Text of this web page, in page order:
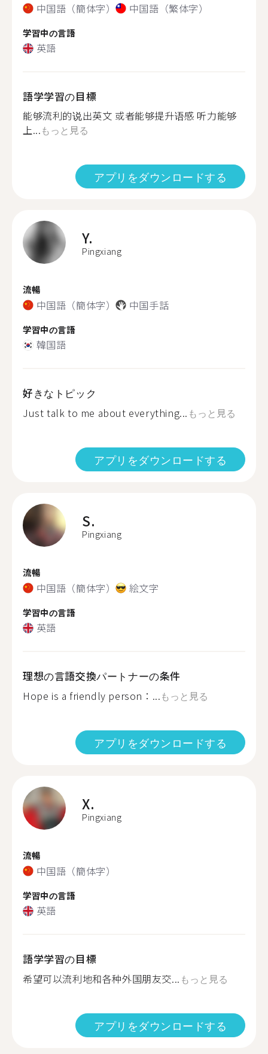
中国語（簡体字） 中国語（繁体字）
学習中の言語
英語
語学学習の目標
能够流利的说出英文 或者能够提升语感 听力能够
上...もっと見る
アプリをダウンロードする
Y.
Pingxiang
流暢
中国語（簡体字） 中国手話
学習中の言語
韓国語
好きなトピック
Just talk to me about everything... もっと見る
アプリをダウンロードする
S.
Pingxiang
流暢
中国語（簡体字） 絵文字
学習中の言語
英語
理想の言語交換パートナーの条件
Hope is a friendly person：...もっと見る
アプリをダウンロードする
X.
Pingxiang
流暢
中国語（簡体字）
学習中の言語
英語
語学学習の目標
希望可以流利地和各种外国朋友交... もっと見る
アプリをダウンロードする